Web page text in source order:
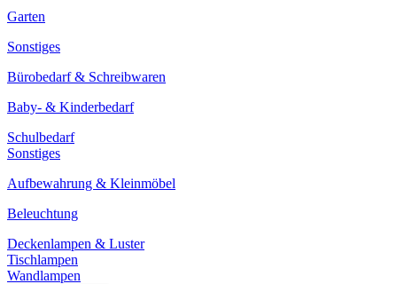
Garten
Sonstiges
Bürobedarf & Schreibwaren
Baby- & Kinderbedarf
Schulbedarf
Sonstiges
Aufbewahrung & Kleinmöbel
Beleuchtung
Deckenlampen & Luster
Tischlampen
Wandlampen